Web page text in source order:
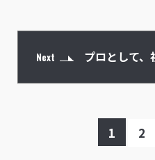
Next プロとして、
1 2